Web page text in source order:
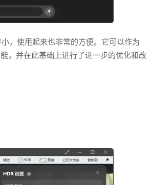
，使用起来也非常的方便。它可以作为
，并在此基础上进行了进一步的优化和改